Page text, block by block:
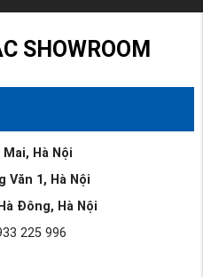
SHOWROOM
Hà Nội
Văn 1, Hà Nội
Đông, Hà Nội
225 996